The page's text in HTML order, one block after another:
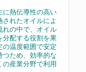
に熱伝導性の高い
れたオイルによ
れの中で、オイル
分配する役割を果
温度範囲で安定
つため、効率的な
産業分野で利用